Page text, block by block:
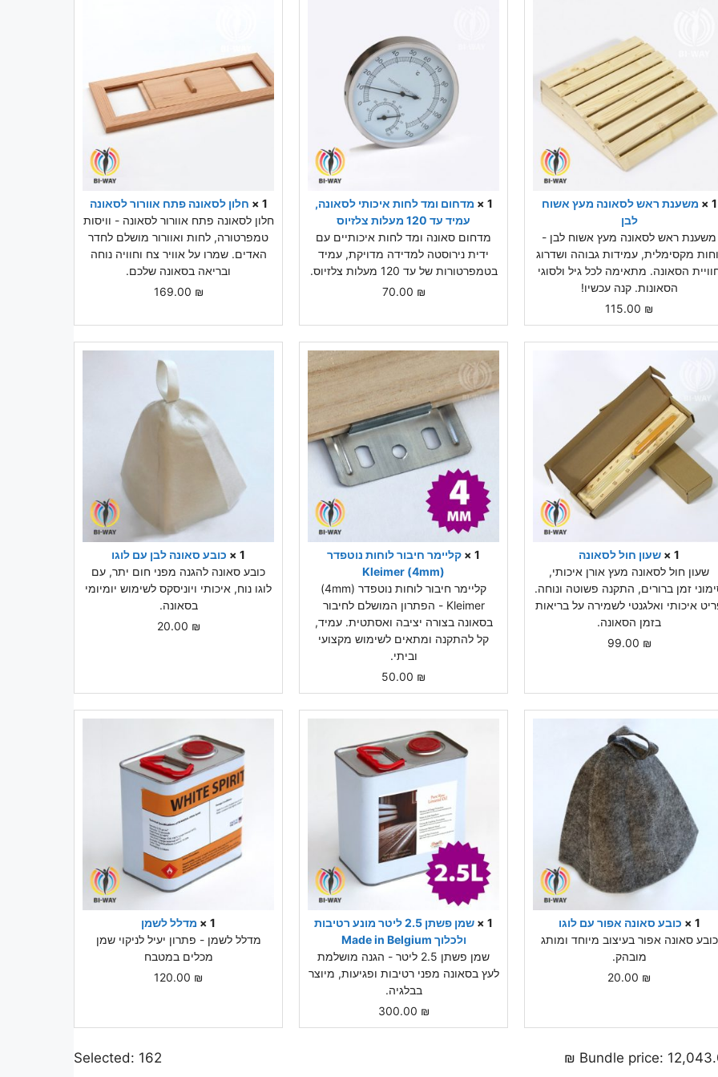
1 ×
משענת ראש לסאונה מעץ אשוח
לבן
משענת ראש לסאונה מעץ אשוח לבן -
מקסימלית, עמידות גבוהה ושדרוג
הסאונה. מתאימה לכל גיל ולסוגי
הסאונות. קנה עכשיו!
115.00 ₪
1 ×
מדחום ומד לחות איכותי לסאונה,
עמיד עד 120 מעלות צלזיוס
מדחום סאונה ומד לחות איכותיים עם
ידית נירוסטה למדידה מדויקת, עמיד
בטמפרטורות של עד 120 מעלות צלזיוס.
70.00 ₪
1 ×
חלון לסאונה פתח אוורור לסאונה
חלון לסאונה פתח אוורור לסאונה - וויסות
טמפרטורה, לחות ואוורור מושלם לחדר
האדים. שמרו על אוויר צח וחוויה נוחה
ובריאה בסאונה שלכם.
169.00 ₪
1 ×
שעון חול לסאונה
שעון חול לסאונה מעץ אורן איכותי,
זמן ברורים, התקנה פשוטה ונוחה.
איכותי ואלגנטי לשמירה על בריאות
בזמן הסאונה.
99.00 ₪
1 ×
קליימר חיבור לוחות נוטפדר
(4mm) Kleimer
קליימר חיבור לוחות נוטפדר (4mm)
Kleimer - הפתרון המושלם לחיבור
בסאונה בצורה יציבה ואסתטית. עמיד,
קל להתקנה ומתאים לשימוש מקצועי
וביתי.
50.00 ₪
1 ×
כובע סאונה לבן עם לוגו
כובע סאונה להגנה מפני חום יתר, עם
לוגו נוח, איכותי ויוניסקס לשימוש יומיומי
בסאונה.
20.00 ₪
1 ×
כובע סאונה אפור עם לוגו
כובע סאונה אפור בעיצוב מיוחד ומותג
מובהק.
20.00 ₪
1 ×
שמן פשתן 2.5 ליטר מונע רטיבות
ולכלוך Made in Belgium
שמן פשתן 2.5 ליטר - הגנה מושלמת
לעץ בסאונה מפני רטיבות ופגיעות, מיוצר
בבלגיה.
300.00 ₪
1 ×
מדלל לשמן
מדלל לשמן - פתרון יעיל לניקוי שמן
מכלים במטבח
120.00 ₪
Bundle price:
₪
Selected: 162